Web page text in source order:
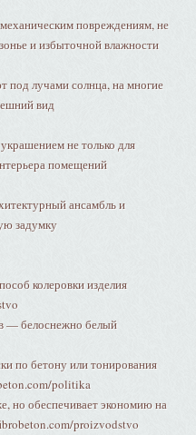
повреждениям, не
и избыточной влажности
под лучами солнца, на многие
вид
не только для
помещений
ансамбль и
задумку
колеровки изделия
— белоснежно белый
по бетону или тонирования
politika
но обеспечивает экономию на
proizvodstvo